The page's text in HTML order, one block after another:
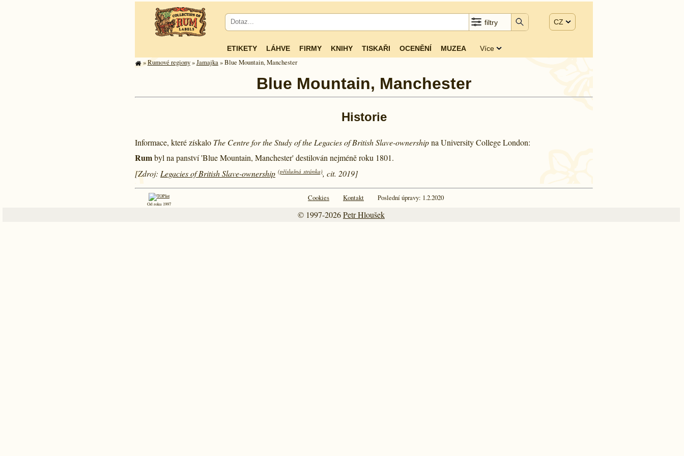
filtry CZ
ETIKETY LÁHVE FIRMY KNIHY TISKAŘI OCENĚNÍ MUZEA Více
»Rumové regiony»Jamajka» Blue Mountain, Manchester
Blue Mountain, Manchester
Historie
Informace, které získalo The Centre for the Study of the Legacies of British Slave-ownershipna University College London:
Rumbyl na panství 'Blue Mountain, Manchester' destilován nejméně roku 1801.
[Zdroj: Legacies of British Slave-ownership (příslušná stránka), cit. 2019]
Od roku 1997
Cookies Kontakt Poslední úpravy: 1.2.2020
© 1997-2026Petr Hloušek